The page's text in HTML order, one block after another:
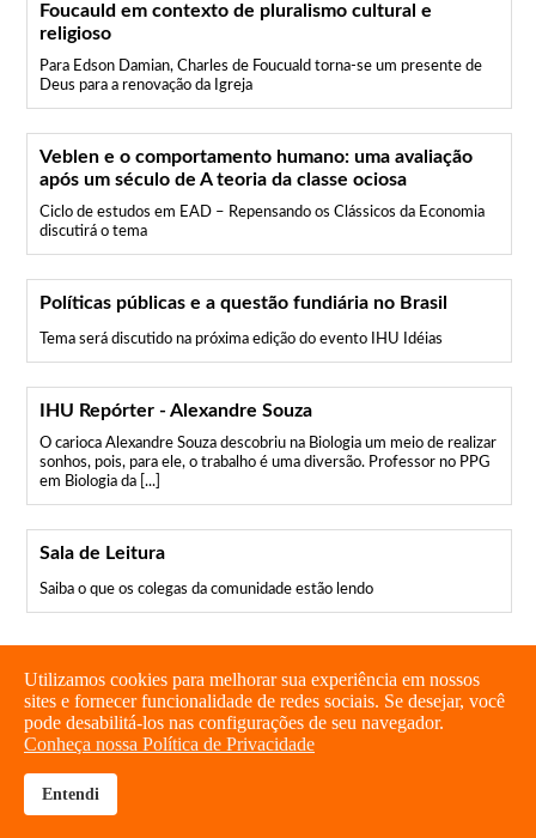
Foucauld em contexto de pluralismo cultural e
religioso
Para Edson Damian, Charles de Foucuald torna-se um presente de
Deus para a renovação da Igreja
Veblen e o comportamento humano: uma avaliação
após um século de A teoria da classe ociosa
Ciclo de estudos em EAD – Repensando os Clássicos da Economia
discutirá o tema
Políticas públicas e a questão fundiária no Brasil
Tema será discutido na próxima edição do evento IHU Idéias
IHU Repórter - Alexandre Souza
O carioca Alexandre Souza descobriu na Biologia um meio de realizar
sonhos, pois, para ele, o trabalho é uma diversão. Professor no PPG
em Biologia da [...]
Sala de Leitura
Saiba o que os colegas da comunidade estão lendo
Utilizamos cookies para melhorar sua experiência em nossos
sites e fornecer funcionalidade de redes sociais. Se desejar, você
pode desabilitá-los nas configurações de seu navegador.
Conheça nossa Política de Privacidade
Entendi